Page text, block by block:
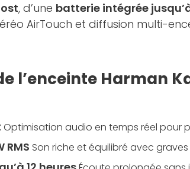
, d’une batterie intégrée
AirTouch et diffusion multi-
l’enceinte Harman
Optimisation audio en temps réel pour
RMS Son riche et équilibré avec